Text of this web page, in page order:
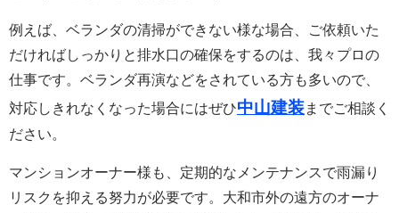
例えば、ベランダの清掃ができない様な場合、ご依頼いた
だければしっかりと排水口の確保をするのは、我々プロの
仕事です。ベランダ再演などをされている方も多いので、
対応しきれなくなった場合にはぜひ中山建装までご相談く
ださい。
マンションオーナー様も、定期的なメンテナンスで雨漏り
リスクを抑える努力が必要です。大和市外の遠方のオーナ